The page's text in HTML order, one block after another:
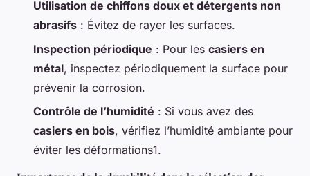
Utilisation de chiffons doux et détergents non
abrasifs : Évitez de rayer les surfaces.
Inspection périodique : Pour les casiers en
métal, inspectez périodiquement la surface pour
prévenir la corrosion.
Contrôle de l’humidité : Si vous avez des
casiers en bois, vérifiez l’humidité ambiante pour
éviter les déformations1.